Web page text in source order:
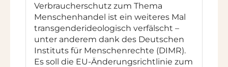
Verbraucherschutz zum Thema
Menschenhandel ist ein weiteres Mal
transgenderideologisch verfälscht –
unter anderem dank des Deutschen
Instituts für Menschenrechte (DIMR).
Es soll die EU-Änderungsrichtlinie zum